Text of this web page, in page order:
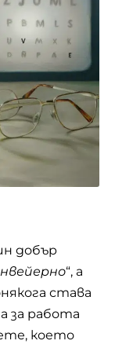
добър
“, а
става
за работа
което